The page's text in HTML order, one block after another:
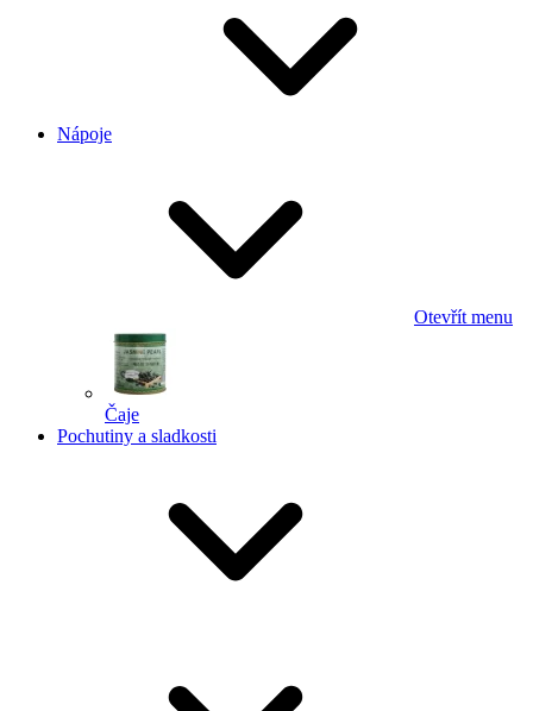
Nápoje
Otevřít menu
Čaje
Pochutiny a sladkosti